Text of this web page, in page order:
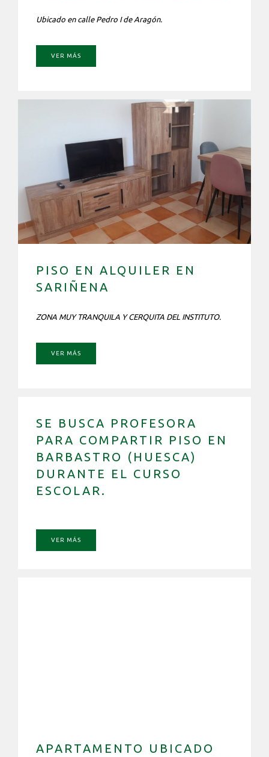
Ubicado en calle Pedro I de Aragón.
VER MÁS
PISO EN ALQUILER EN
SARIÑENA
ZONA MUY TRANQUILA Y CERQUITA DEL INSTITUTO.
VER MÁS
SE BUSCA PROFESORA
PARA COMPARTIR PISO EN
BARBASTRO (HUESCA)
DURANTE EL CURSO
ESCOLAR.
VER MÁS
APARTAMENTO UBICADO